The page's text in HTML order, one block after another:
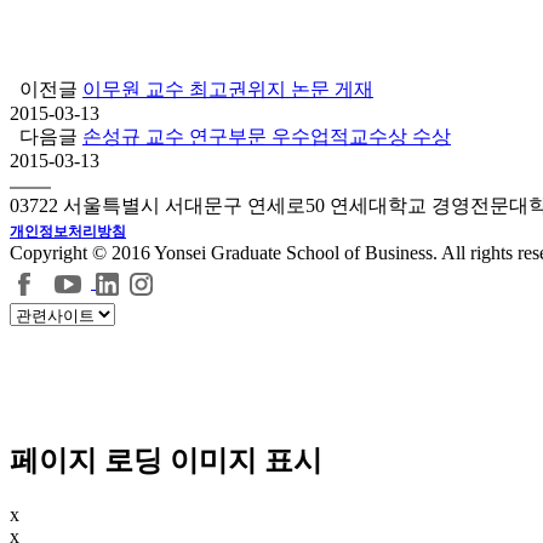
이전글 이무원 교수 최고권위지 논문 게재
2015-03-13
다음글 손성규 교수 연구부문 우수업적교수상 수상
2015-03-13
03722 서울특별시 서대문구 연세로50 연세대학교 경영전문대
개인정보처리방침
Copyright © 2016 Yonsei Graduate School of Business. All rights
페이지 로딩 이미지 표시
x
x